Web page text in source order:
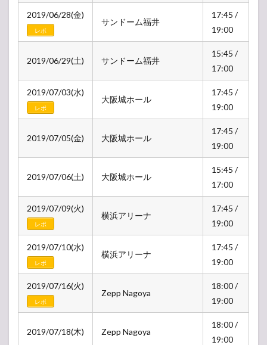
2019/06/28(金)
レポ
サンドーム福井
17:45 /
19:00
2019/06/29(土) サンドーム福井
15:45 /
17:00
2019/07/03(水)
レポ
大阪城ホール
17:45 /
19:00
2019/07/05(金) 大阪城ホール
17:45 /
19:00
2019/07/06(土) 大阪城ホール
15:45 /
17:00
2019/07/09(火)
レポ
横浜アリーナ
17:45 /
19:00
2019/07/10(水)
レポ
横浜アリーナ
17:45 /
19:00
2019/07/16(火)
レポ
Zepp Nagoya
18:00 /
19:00
2019/07/18(木) Zepp Nagoya
18:00 /
19:00